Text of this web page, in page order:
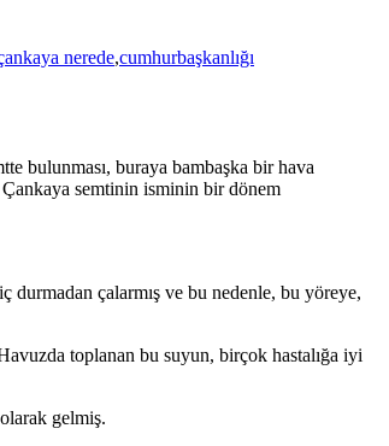
nerede,cumhurbaşkanlığı
bulunması, buraya bambaşka bir hava
semtinin isminin bir dönem
durmadan çalarmış ve bu nedenle, bu yöreye,
toplanan bu suyun, birçok hastalığa iyi
gelmiş.